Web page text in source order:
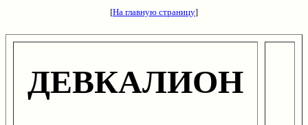
[На главную страницу]
ДЕВКАЛИОН